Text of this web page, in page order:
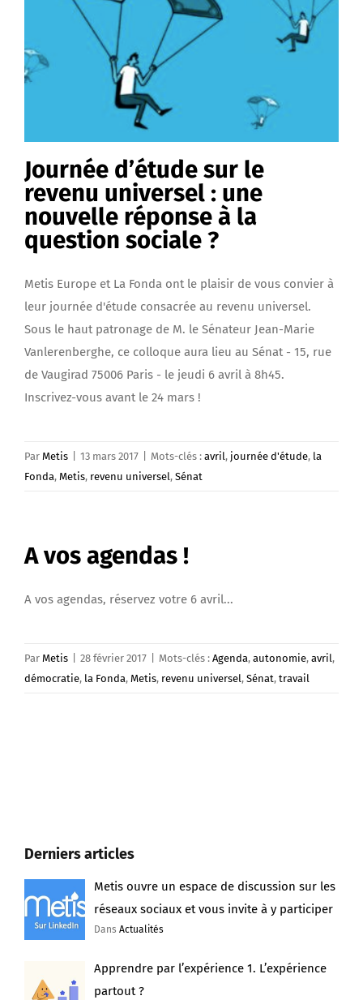
Journée d’étude sur le
revenu universel : une
nouvelle réponse à la
question sociale ?
Metis Europe et La Fonda ont le plaisir de vous convier à
leur journée d'étude consacrée au revenu universel.
Sous le haut patronage de M. le Sénateur Jean-Marie
Vanlerenberghe, ce colloque aura lieu au Sénat - 15, rue
de Vaugirad 75006 Paris - le jeudi 6 avril à 8h45.
Inscrivez-vous avant le 24 mars !
Par Metis 13 mars 2017 Mots-clés : avril, journée d'étude, la
Fonda, Metis, revenu universel, Sénat
A vos agendas !
A vos agendas, réservez votre 6 avril...
Par Metis 28 février 2017 Mots-clés : Agenda, autonomie, avril,
démocratie, la Fonda, Metis, revenu universel, Sénat, travail
Derniers articles
Metis ouvre un espace de discussion sur les
réseaux sociaux et vous invite à y participer
DansActualités
Apprendre par l’expérience 1. L’expérience
partout ?